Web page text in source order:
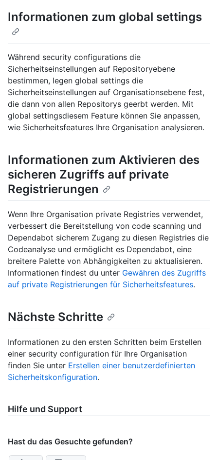
Informationen zum global settings
Während security configurations die
Sicherheitseinstellungen auf Repositoryebene
bestimmen, legen global settings die
Sicherheitseinstellungen auf Organisationsebene fest,
die dann von allen Repositorys geerbt werden. Mit
global settingsdiesem Feature können Sie anpassen,
wie Sicherheitsfeatures Ihre Organisation analysieren.
Informationen zum Aktivieren des
sicheren Zugriffs auf private
Registrierungen
Wenn Ihre Organisation private Registries verwendet,
verbessert die Bereitstellung von code scanning und
Dependabot sicherem Zugang zu diesen Registries die
Codeanalyse und ermöglicht es Dependabot, eine
breitere Palette von Abhängigkeiten zu aktualisieren.
Informationen findest du unter Gewähren des Zugriffs
auf private Registrierungen für Sicherheitsfeatures.
Nächste Schritte
Informationen zu den ersten Schritten beim Erstellen
einer security configuration für Ihre Organisation
finden Sie unter Erstellen einer benutzerdefinierten
Sicherheitskonfiguration.
Hilfe und Support
Hast du das Gesuchte gefunden?